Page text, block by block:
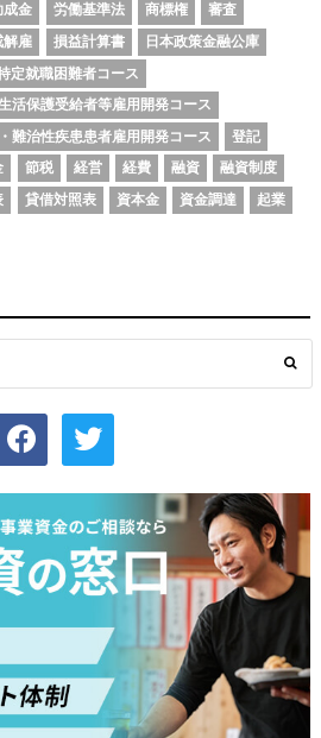
成金 労働基準法 商標権
審査
解雇 損益計算書
日本政策金融公庫
定就職困難者コース
活保護受給者等雇用開発コース
難治性疾患患者雇用開発コース
登記
節税 経営 経費 融資
融資制度
貸借対照表 資本金 資金調達
起業
facebook twitter